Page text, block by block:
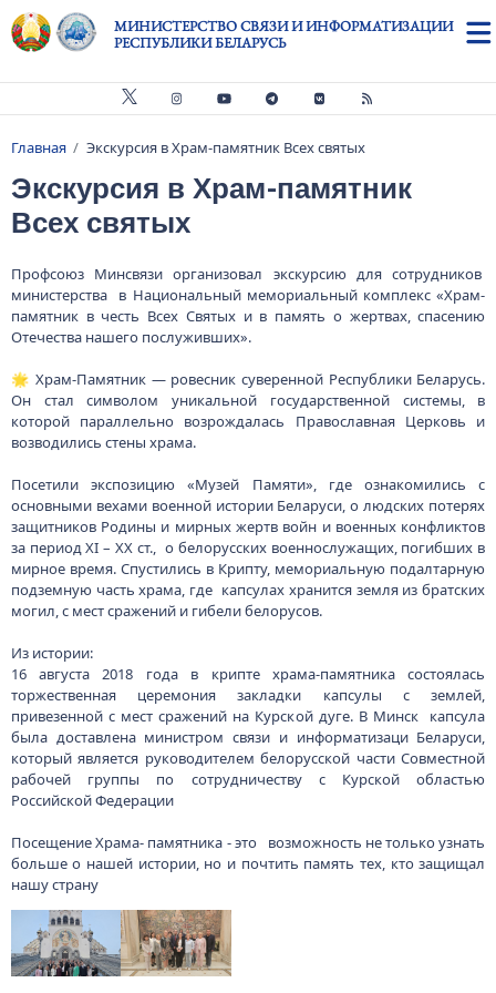
Перейти к основному содержанию
МИНИСТЕРСТВО СВЯЗИ И ИНФОРМАТИЗАЦИИ
РЕСПУБЛИКИ БЕЛАРУСЬ
Строка навигации
Главная Экскурсия в Храм-памятник Всех святых
Экскурсия в Храм-памятник
Всех святых
Профсоюз Минсвязи организовал экскурсию для сотрудников
министерства в Национальный мемориальный комплекс «Храм-
памятник в честь Всех Святых и в память о жертвах, спасению
Отечества нашего послуживших».
🌟 Храм-Памятник — ровесник суверенной Республики Беларусь.
Он стал символом уникальной государственной системы, в
которой параллельно возрождалась Православная Церковь и
возводились стены храма.
Посетили экспозицию «Музей Памяти», где ознакомились с
основными вехами военной истории Беларуси, о людских потерях
защитников Родины и мирных жертв войн и военных конфликтов
за период XI – XX ст., о белорусских военнослужащих, погибших в
мирное время. Спустились в Крипту, мемориальную подалтарную
подземную часть храма, где капсулах хранится земля из братских
могил, с мест сражений и гибели белорусов.
Из истории:
16 августа 2018 года в крипте храма-памятника состоялась
торжественная церемония закладки капсулы с землей,
привезенной с мест сражений на Курской дуге. В Минск капсула
была доставлена министром связи и информатизаци Беларуси,
который является руководителем белорусской части Совместной
рабочей группы по сотрудничеству с Курской областью
Российской Федерации
Посещение Храма- памятника - это возможность не только узнать
больше о нашей истории, но и почтить память тех, кто защищал
нашу страну
Изображение
Изображение